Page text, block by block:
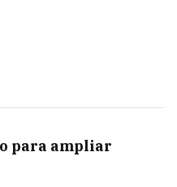
para ampliar